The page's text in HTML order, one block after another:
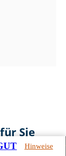
Sie
Hinweise